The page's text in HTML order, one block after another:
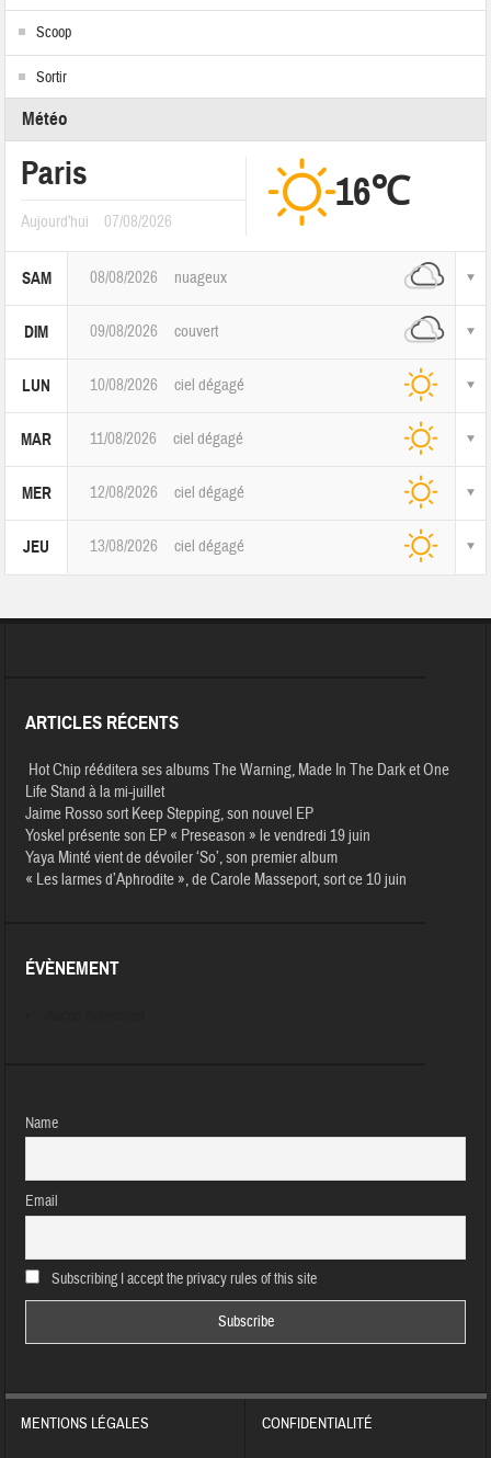
Scoop
Sortir
Météo
Paris
Aujourd'hui 07/08/2026
16℃
SAM 08/08/2026 nuageux
DIM 09/08/2026 couvert
LUN 10/08/2026 ciel dégagé
MAR 11/08/2026 ciel dégagé
MER 12/08/2026 ciel dégagé
JEU 13/08/2026 ciel dégagé
ARTICLES RÉCENTS
Hot Chip rééditera ses albums The Warning, Made In The Dark et One
Life Stand à la mi-juillet
Jaime Rosso sort Keep Stepping, son nouvel EP
Yoskel présente son EP « Preseason » le vendredi 19 juin
Yaya Minté vient de dévoiler ‘So’, son premier album
« Les larmes d’Aphrodite », de Carole Masseport, sort ce 10 juin
ÉVÈNEMENT
Name
Email
Subscribing I accept the privacy rules of this site
MENTIONS LÉGALES CONFIDENTIALITÉ